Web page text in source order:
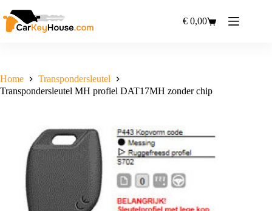
naar
de
Winkelwagen
€ 0,00
Home
Transpondersleutel
Transpondersleutel MH profiel DAT17MH zonder chip